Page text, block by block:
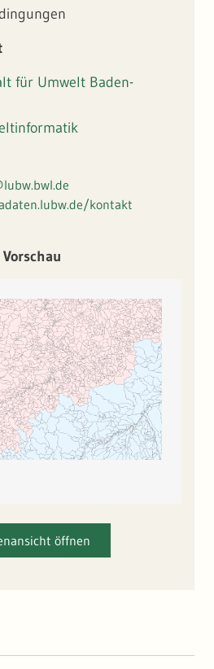
und die Aggregierungslogik
Weitergehende
für Umwelt Baden-
kontakt
Vorschau
öffnen